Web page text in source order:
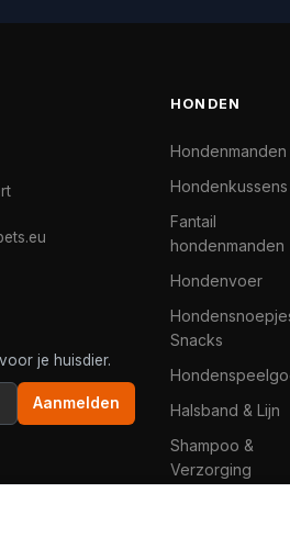
je huisdier.
Aanmelden
HONDEN
Hondenmanden
Hondenkussens
Fantail
hondenmanden
Hondenvoer
Snacks
Halsband & Lijn
Shampoo &
Verzorging